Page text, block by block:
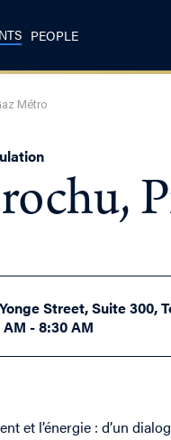
PEOPLE
Métro
Street, Suite 300,
AM - 8:30 AM
et l’énergie : d’un